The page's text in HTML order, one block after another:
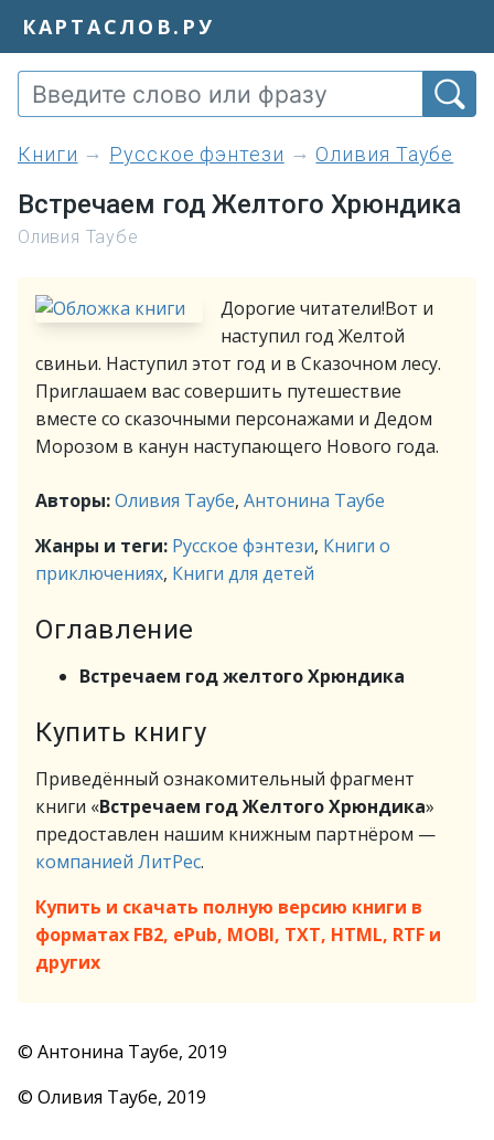
КАРТАСЛОВ.РУ
книги Русское фэнтези Оливия Таубе
Встречаем год Желтого Хрюндика
Оливия Таубе
Дорогие читатели!Вот и
наступил год Желтой
свиньи. Наступил этот год и в Сказочном лесу.
Приглашаем вас совершить путешествие
вместе со сказочными персонажами и Дедом
Морозом в канун наступающего Нового года.
Авторы:Оливия Таубе, Антонина Таубе
Жанры и теги: Русское фэнтези, Книги о
приключениях, Книги для детей
Оглавление
Встречаем год желтого Хрюндика
Купить книгу
Приведённый ознакомительный фрагмент
книги «Встречаем год Желтого Хрюндика»
предоставлен нашим книжным партнёром —
компанией ЛитРес.
Купить и скачать полную версию книги в
форматах FB2, ePub, MOBI, TXT, HTML, RTF и
других
© Антонина Таубе, 2019
© Оливия Таубе, 2019